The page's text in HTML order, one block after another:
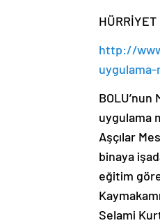
http://
BOLU’nun
uygulama
Aşçılar
binaya
eğitim
Selami